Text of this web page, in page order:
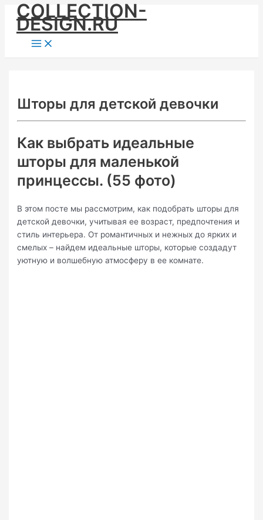
Skip
content
COLLECTION-
DESIGN.RU
Main
Menu
Шторы для детской девочки
Как выбрать идеальные
шторы для маленькой
принцессы. (55 фото)
В этом посте мы рассмотрим, как подобрать шторы для
детской девочки, учитывая ее возраст, предпочтения и
стиль интерьера. От романтичных и нежных до ярких и
смелых – найдем идеальные шторы, которые создадут
уютную и волшебную атмосферу в ее комнате.